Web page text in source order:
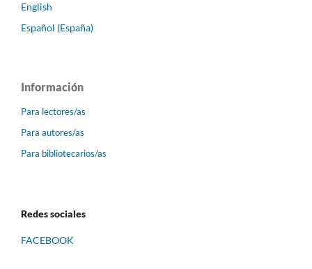
English
Español (España)
Información
Para lectores/as
Para autores/as
Para bibliotecarios/as
Redes sociales
FACEBOOK